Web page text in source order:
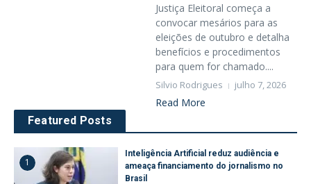
Justiça Eleitoral começa a
convocar mesários para as
eleições de outubro e detalha
benefícios e procedimentos
para quem for chamado....
Silvio Rodrigues julho 7, 2026
Read More
Featured Posts
1
Inteligência Artificial reduz audiência e
ameaça financiamento do jornalismo no
Brasil